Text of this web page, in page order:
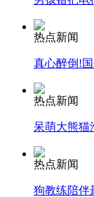
消防员救轻
热点新闻
真心醉倒!
热点新闻
呆萌大熊猫
热点新闻
狗教练陪伴